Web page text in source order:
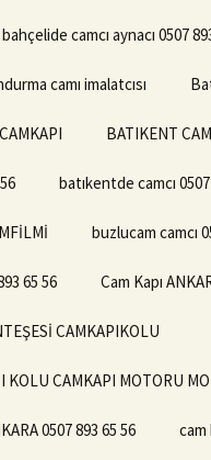
bahçelide camcı aynacı 0507
camı imalatcısı
BATIKENT
batıkentde camcı
buzlucam camcı
65 56 Cam Kapı
CAMKAPIKOLU
KOLU CAMKAPI MOTORU
0507 893 65 56 cam